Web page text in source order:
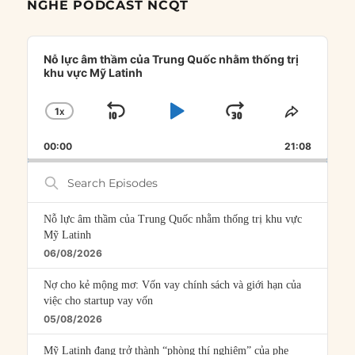
NGHE PODCAST NCQT
Audio
Player
Nỗ lực âm thầm của Trung Quốc nhằm thống trị
khu vực Mỹ Latinh
CHANGE
RATE
1X
SKIP
PLAYJUMP
FORWARD
SHARE
00:00 21:08
Search
Episodes
Nỗ lực âm thầm của Trung Quốc nhằm thống trị khu vực
Mỹ Latinh
06/08/2026
Nợ cho kẻ mộng mơ: Vốn vay chính sách và giới hạn của
việc cho startup vay vốn
05/08/2026
Mỹ Latinh đang trở thành “phòng thí nghiệm” của phe